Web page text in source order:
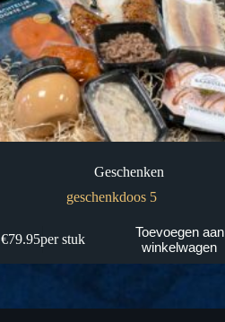
Geschenken
geschenkdoos 5
€79.95per stuk
Toevoegen aan
winkelwagen